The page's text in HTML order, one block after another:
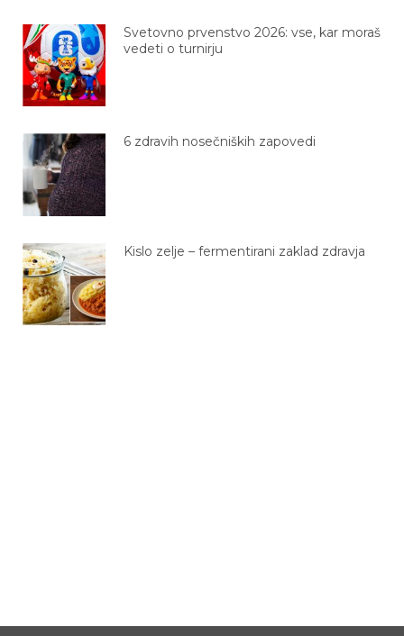
Svetovno prvenstvo 2026: vse, kar moraš
vedeti o turnirju
6 zdravih nosečniških zapovedi
Kislo zelje – fermentirani zaklad zdravja